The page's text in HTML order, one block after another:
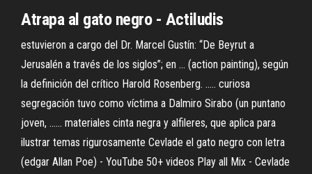
Atrapa al gato negro - Actiludis
estuvieron a cargo del Dr. Marcel Gustín: “De Beyrut a
Jerusalén a través de los siglos”; en ... (action painting), según
la definición del crítico Harold Rosenberg. ..... curiosa
segregación tuvo como víctima a Dalmiro Sirabo (un puntano
joven, ...... materiales cinta negra y alfileres, que aplica para
ilustrar temas rigurosamente Cevlade el gato negro con letra
(edgar Allan Poe) - YouTube 50+ videos Play all Mix - Cevlade